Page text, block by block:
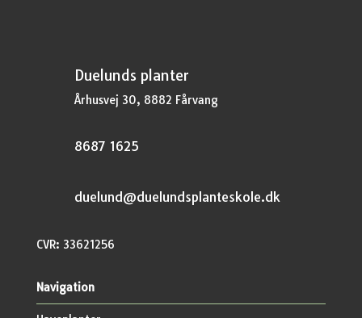
Duelunds planter
Århusvej 30, 8882 Fårvang
8687 1625
duelund@duelundsplanteskole.dk
CVR: 33621256
Navigation